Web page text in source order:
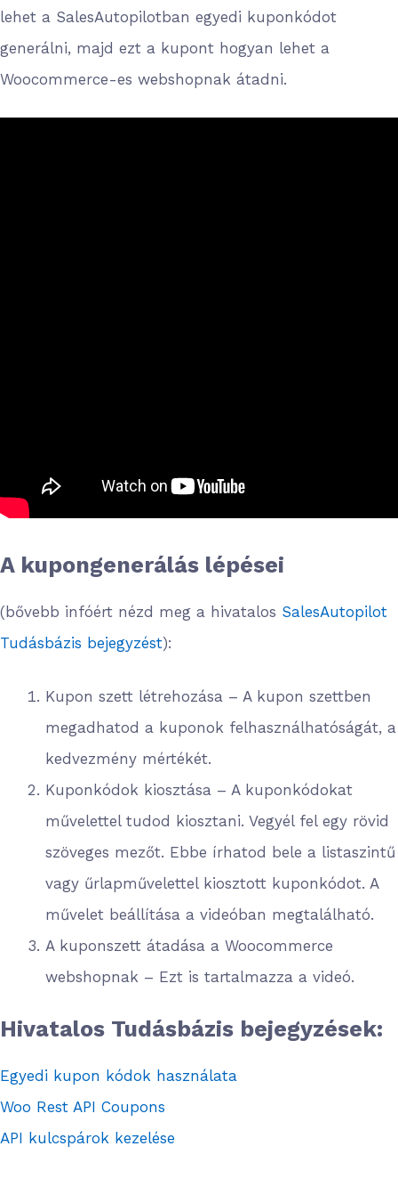
lehet a SalesAutopilotban egyedi kuponkódot
generálni, majd ezt a kupont hogyan lehet a
Woocommerce-es webshopnak átadni.
A kupongenerálás lépései
(bővebb infóért nézd meg a hivatalos SalesAutopilot
Tudásbázis bejegyzést):
Kupon szett létrehozása – A kupon szettben
megadhatod a kuponok felhasználhatóságát, a
kedvezmény mértékét.
Kuponkódok kiosztása – A kuponkódokat
művelettel tudod kiosztani. Vegyél fel egy rövid
szöveges mezőt. Ebbe írhatod bele a listaszintű
vagy űrlapművelettel kiosztott kuponkódot. A
művelet beállítása a videóban megtalálható.
A kuponszett átadása a Woocommerce
webshopnak – Ezt is tartalmazza a videó.
Hivatalos Tudásbázis bejegyzések:
Egyedi kupon kódok használata
Woo Rest API Coupons
API kulcspárok kezelése